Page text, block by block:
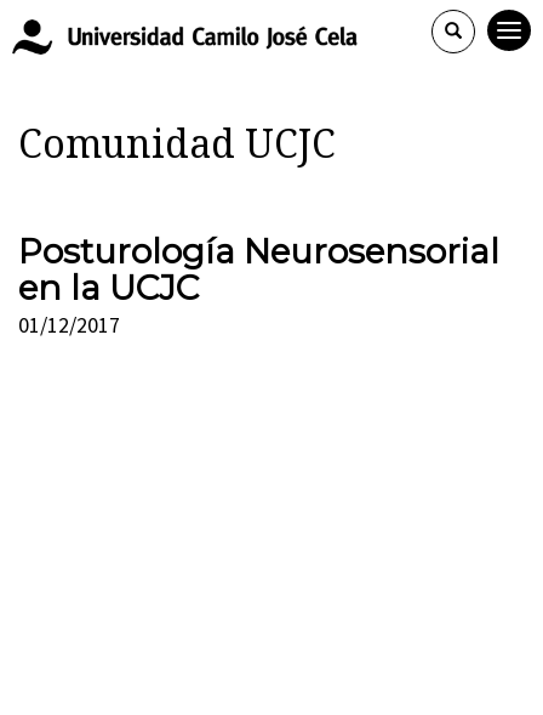
Comunidad UCJC
Posturología Neurosensorial
en la UCJC
01/12/2017